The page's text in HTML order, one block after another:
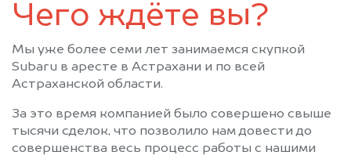
Чего ждёте вы?
Мы уже более семи лет занимаемся скупкой
Subaru в аресте в Астрахани и по всей
Астраханской области.
За это время компанией было совершено свыше
тысячи сделок, что позволило нам довести до
совершенства весь процесс работы с нашими